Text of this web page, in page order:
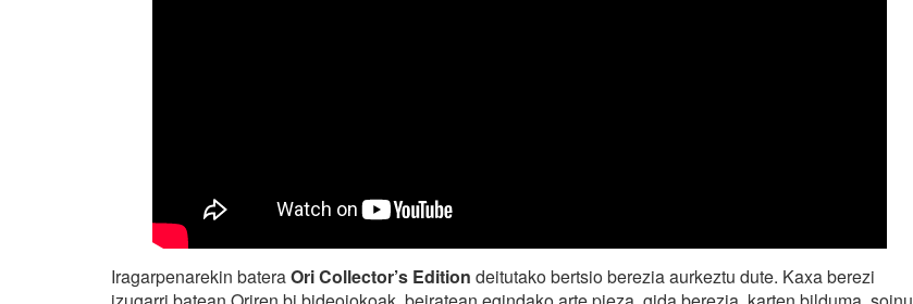
Iragarpenarekin bateraOri Collector’s Edition deitutako bertsio berezia aurkeztu dute. Kaxa berezi